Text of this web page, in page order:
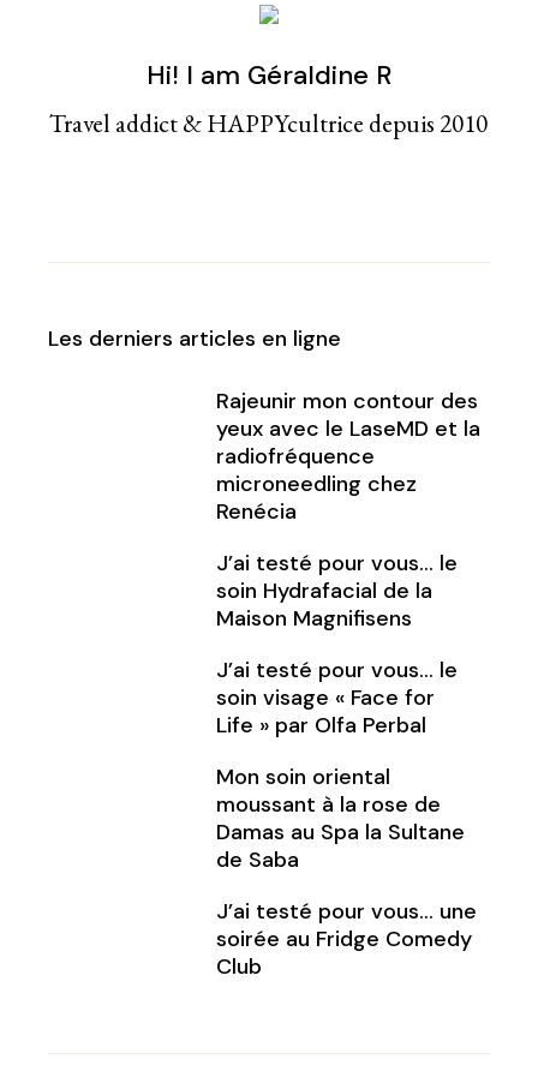
Hi! I am Géraldine R
Travel addict & HAPPYcultrice depuis 2010
Les derniers articles en ligne
Rajeunir mon contour des
yeux avec le LaseMD et la
radiofréquence
microneedling chez
Renécia
J’ai testé pour vous… le
soin Hydrafacial de la
Maison Magnifisens
J’ai testé pour vous… le
soin visage « Face for
Life » par Olfa Perbal
Mon soin oriental
moussant à la rose de
Damas au Spa la Sultane
de Saba
J’ai testé pour vous… une
soirée au Fridge Comedy
Club